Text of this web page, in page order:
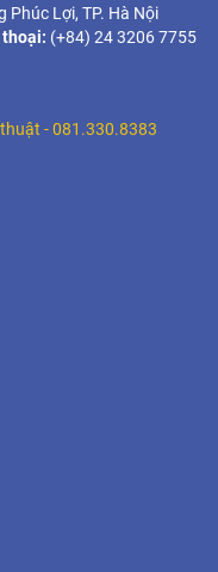
Phúc Lợi, TP. Hà Nội
(+84) 24 3206 7755
-081.330.8383